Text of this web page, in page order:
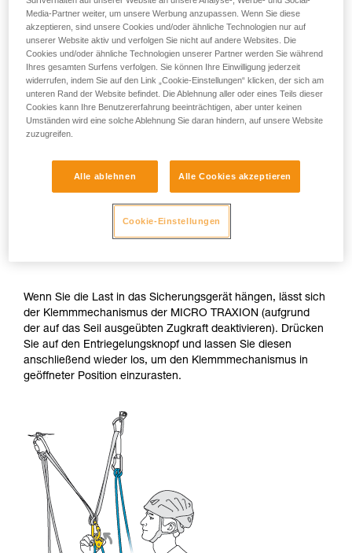
2. Verbinden der Last mit dem
Sicherungsgerät und Deaktivierung des
Wenn Sie die Last in das Sicherungsgerät hängen, lässt sich
der Klemmmechanismus der MICRO TRAXION (aufgrund
der auf das Seil ausgeübten Zugkraft deaktivieren). Drücken
Sie auf den Entriegelungsknopf und lassen Sie diesen
anschließend wieder los, um den Klemmmechanismus in
geöffneter Position einzurasten.
Media-Partner weiter, um unsere Werbung anzupassen. Wenn Sie diese
akzeptieren, sind unsere Cookies und/oder ähnliche Technologien nur auf
unserer Website aktiv und verfolgen Sie nicht auf andere Websites. Die
Cookies und/oder ähnliche Technologien unserer Partner werden Sie während
Ihres gesamten Surfens verfolgen. Sie können Ihre Einwilligung jederzeit
widerrufen, indem Sie auf den Link „Cookie-Einstellungen“ klicken, der sich am
unteren Rand der Website befindet. Die Ablehnung aller oder eines Teils dieser
Cookies kann Ihre Benutzererfahrung beeinträchtigen, aber unter keinen
Umständen wird eine solche Ablehnung Sie daran hindern, auf unsere Website
zuzugreifen.
Alle ablehnen Alle Cookies akzeptieren
Cookie-Einstellungen